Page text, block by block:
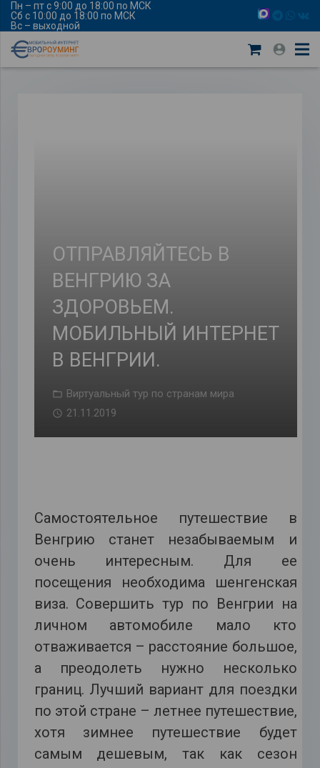
Пн – пт с 9:00 до 18:00 по МСК
Сб с 10:00 до 18:00 по МСК
Вс – выходной
ОТПРАВЛЯЙТЕСЬ В
ВЕНГРИЮ ЗА
ЗДОРОВЬЕМ.
МОБИЛЬНЫЙ ИНТЕРНЕТ
В ВЕНГРИИ.
Виртуальный тур по странам мира
21.11.2019
Самостоятельное путешествие в
Венгрию станет незабываемым и
очень интересным. Для ее
посещения необходима шенгенская
виза. Совершить тур по Венгрии на
личном автомобиле мало кто
отваживается – расстояние большое,
а преодолеть нужно несколько
границ. Лучший вариант для поездки
по этой стране – летнее путешествие,
хотя зимнее путешествие будет
самым дешевым, так как сезон